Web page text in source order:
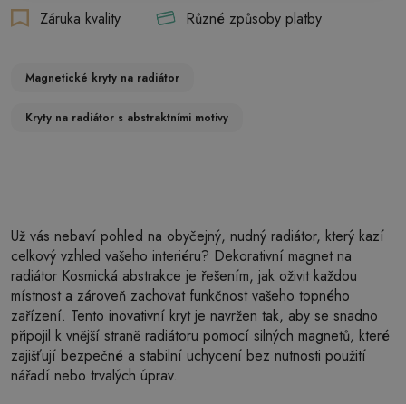
Záruka kvality Různé způsoby platby
Magnetické kryty na radiátor
Kryty na radiátor s abstraktními motivy
Už vás nebaví pohled na obyčejný, nudný radiátor, který kazí
celkový vzhled vašeho interiéru? Dekorativní magnet na
radiátor Kosmická abstrakce je řešením, jak oživit každou
místnost a zároveň zachovat funkčnost vašeho topného
zařízení. Tento inovativní kryt je navržen tak, aby se snadno
připojil k vnější straně radiátoru pomocí silných magnetů, které
zajišťují bezpečné a stabilní uchycení bez nutnosti použití
nářadí nebo trvalých úprav.